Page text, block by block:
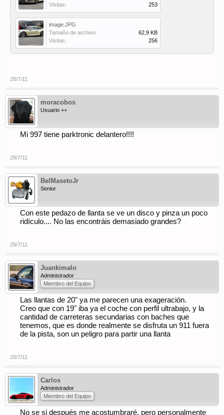
Visitas:
253
image.JPG
Tamaño de archivo:
62,9 KB
Visitas:
256
28/7/11
moracobos
Usuario ++
Mi 997 tiene parktronic delantero!!!!
29/7/11
BelMasetoJr
Senior
Con este pedazo de llanta se ve un disco y pinza un poco
ridículo.... No las encontráis demasiado grandes?
29/7/11
Juankimalo
Administrador
Miembro del Equipo
Las llantas de 20" ya me parecen una exageración.
Creo que con 19" iba ya el coche con perfil ultrabajo, y la
cantidad de carreteras secundarias con baches que
tenemos, que es donde realmente se disfruta un 911 fuera
de la pista, son un peligro para partir una llanta
29/7/11
Carlos
Administrador
Miembro del Equipo
No se si después me acostumbraré, pero personalmente